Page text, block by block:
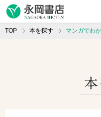
TOP 本を探す マンガでわ